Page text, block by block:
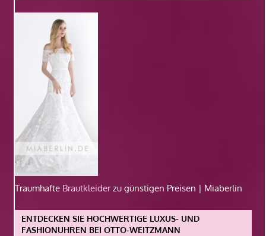
Traumhafte Brautkleiderzu günstigen Preisen | Miaberlin
ENTDECKEN SIE HOCHWERTIGE LUXUS- UND
FASHIONUHREN BEI OTTO-WEITZMANN